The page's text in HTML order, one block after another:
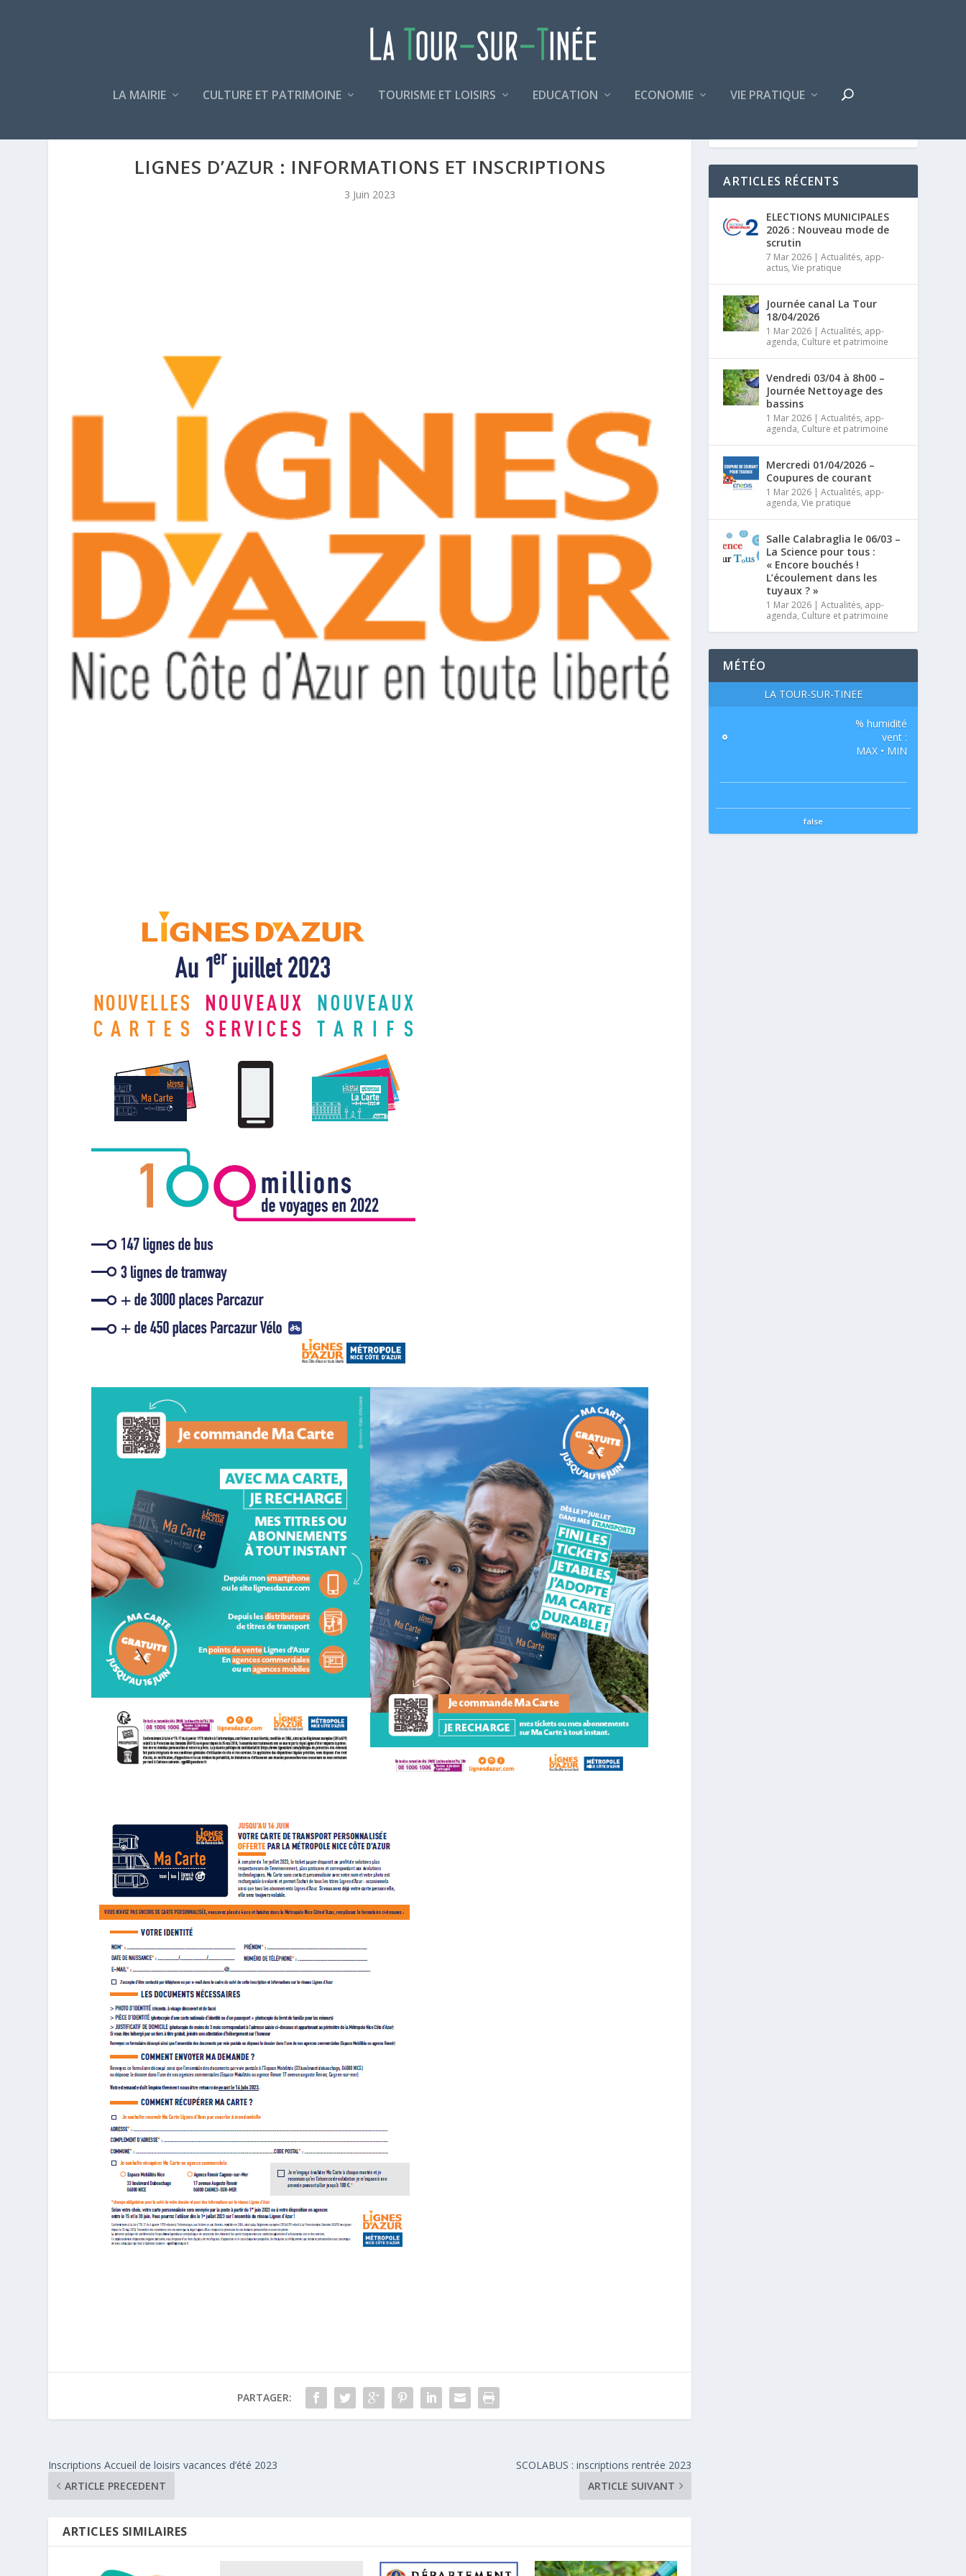
LA MAIRIE CULTURE ET PATRIMOINE TOURISME ET LOISIRS EDUCATION ECONOMIE VIE PRATIQUE
LIGNES D’AZUR : INFORMATIONS ET INSCRIPTIONS
3 Juin 2023
PARTAGER:
Inscriptions Accueil de loisirs vacances d’été 2023
ARTICLE PRECEDENT
SCOLABUS : inscriptions rentrée 2023
ARTICLE SUIVANT
ARTICLES SIMILAIRES
ARTICLES RÉCENTS
ELECTIONS MUNICIPALES
2026 : Nouveau mode de
scrutin
7 Mar 2026 |Actualités, app-
actus,Vie pratique
Journée canal La Tour
18/04/2026
1 Mar 2026 |Actualités, app-
agenda, Culture et patrimoine
Vendredi 03/04 à 8h00 –
Journée Nettoyage des
bassins
1 Mar 2026 |Actualités, app-
agenda, Culture et patrimoine
Mercredi 01/04/2026 –
Coupures de courant
1 Mar 2026 |Actualités, app-
agenda,Vie pratique
Salle Calabraglia le 06/03 –
La Science pour tous :
« Encore bouchés !
L’écoulement dans les
tuyaux ? »
1 Mar 2026 |Actualités, app-
agenda, Culture et patrimoine
MÉTÉO
LA TOUR-SUR-TINÉE
°
% humidité
vent :
MAX • MIN
false